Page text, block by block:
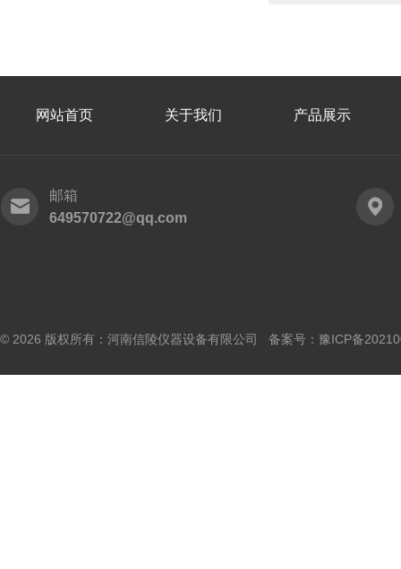
网站首页 关于我们 产品展示
邮箱
649570722@qq.com
© 2026 版权所有：河南信陵仪器设备有限公司 备案号： 豫ICP备